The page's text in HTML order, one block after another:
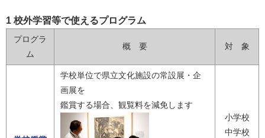
1 校外学習等で使えるプログラム
プログラ
ム
概 要 対 象
学校単位で県立文化施設の常設展・企
画展を
鑑賞する場合、観覧料を減免します
小学校
中学校